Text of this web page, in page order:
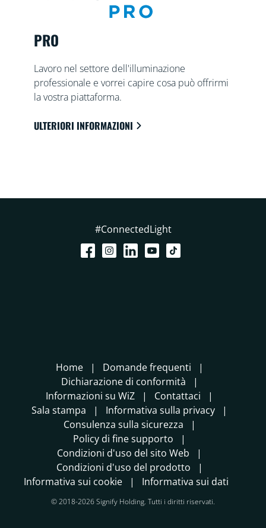
PRO
Lavoro nel settore dell'illuminazione
professionale e vorrei capire cosa può offrirmi
la vostra piattaforma.
ULTERIORI INFORMAZIONI
#ConnectedLight
Home
Domande frequenti
Dichiarazione di conformità
Informazioni su WiZ
Contattaci
Sala stampa
Informativa sulla privacy
Consulenza sulla sicurezza
Policy di fine supporto
Condizioni d'uso del sito Web
Condizioni d'uso del prodotto
Informativa sui cookie
Informativa sui dati
© 2018-2026 Signify Holding. Tutti i diritti riservati.